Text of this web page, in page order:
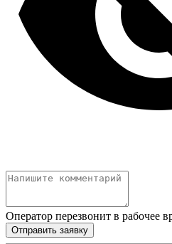
Оператор перезвонит в рабочее
Отправить заявку